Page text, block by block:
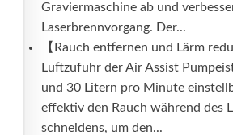
Graviermaschine ab und
Laserbrennvorgang. Der...
【Rauch entfernen und Lärm
Luftzufuhr der Air Assist
und 30 Litern pro Minute
effektiv den Rauch während des
schneidens, um den...